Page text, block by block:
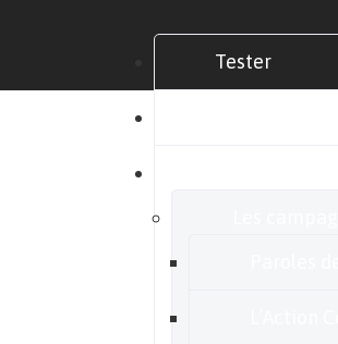
Tester